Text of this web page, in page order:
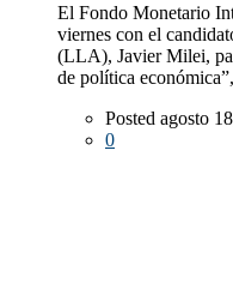
El Fondo Monetario
viernes con el
(LLA), Javier Milei,
de política
Posted agosto
0